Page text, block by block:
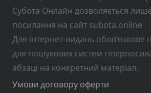
Субота Онлайн дозволяється
посилання на сайт subota.online
Для інтернет-видань обов’язкове
для пошукових систем
абзаці на конкретний матеріал.
Умови договору оферти